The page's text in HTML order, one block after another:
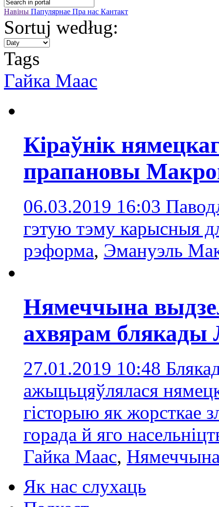
Навіны Папулярнае Пра нас Кантакт
Sortuj według:
Tags
Гайка Маас
Кіраўнік
прапановы
06.03.2019 16:03
гэтую тэму карысныя
рэформа, Эмануэль
Нямеччына
ахвярам блякады
27.01.2019 10:48
ажыцьцяўлялася
гісторыю як жорсткае
горада й яго
Гайка Маас,
Як нас слухаць